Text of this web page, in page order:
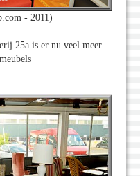
- 2011)
25a is er nu veel meer